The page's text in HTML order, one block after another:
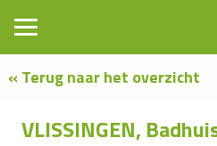
« Terug naar het overzicht
VLISSINGEN,